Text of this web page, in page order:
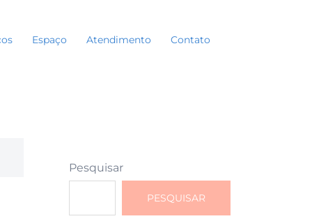
Espaço Atendimento Contato
Pesquisar
PESQUISAR